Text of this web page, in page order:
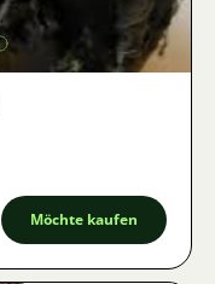
Möchte kaufen